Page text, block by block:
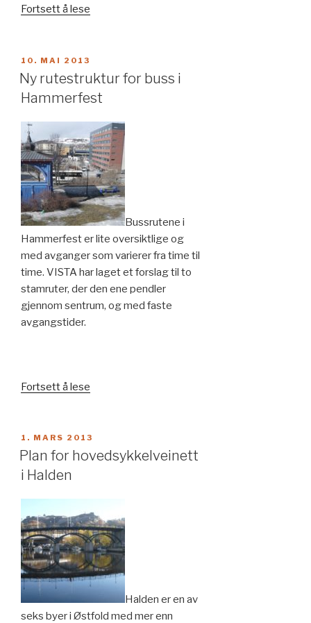
Fortsett å lese
PUBLISERT
10. MAI 2013
Ny rutestruktur for buss i
Hammerfest
Bussrutene i
Hammerfest er lite oversiktlige og
med avganger som varierer fra time til
time. VISTA har laget et forslag til to
stamruter, der den ene pendler
gjennom sentrum, og med faste
avgangstider.
Fortsett å lese
buss
i
PUBLISERT
1. MARS 2013
Plan for hovedsykkelveinett
i Halden
Halden er en av
seks byer i Østfold med mer enn